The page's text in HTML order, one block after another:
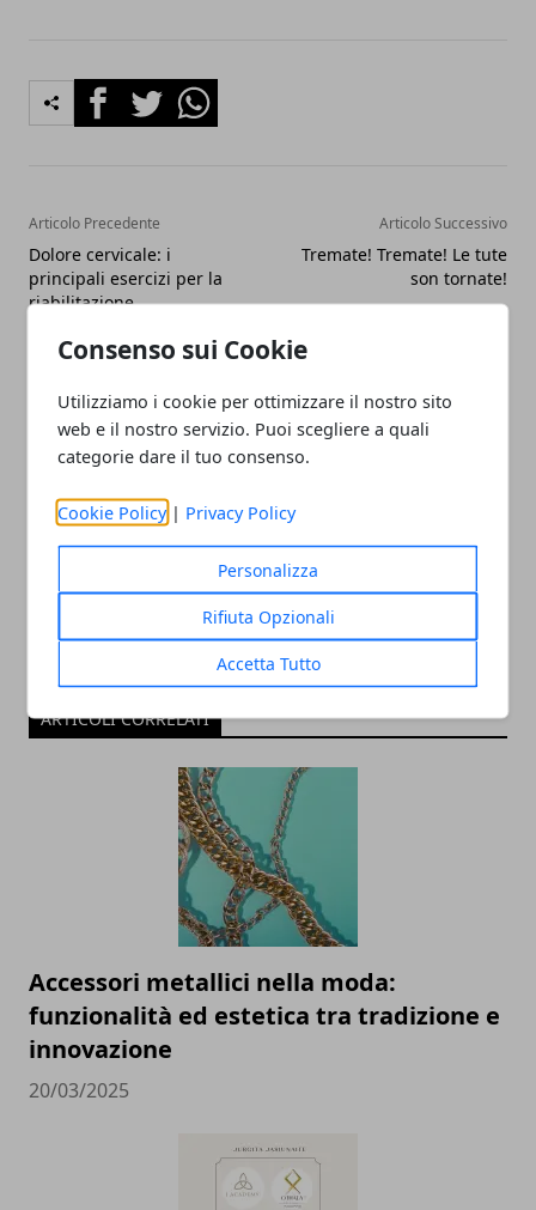
Consenso sui Cookie
Utilizziamo i cookie per ottimizzare il nostro sito
web e il nostro servizio. Puoi scegliere a quali
categorie dare il tuo consenso.
Cookie Policy | Privacy Policy
Personalizza
Rifiuta Opzionali
Accetta Tutto
FacebookTwitterWhatsapp
Articolo Precedente
Dolore cervicale: i
principali esercizi per la
riabilitazione
Articolo Successivo
Tremate! Tremate! Le tute
son tornate!
ARTICOLI CORRELATI
Accessori metallici nella moda:
funzionalità ed estetica tra tradizione e
innovazione
20/03/2025